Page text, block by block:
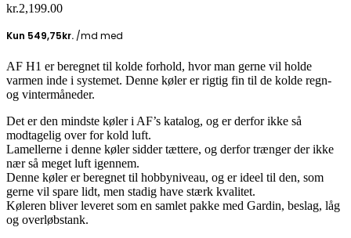
kr.2,199.00
AF H1 er beregnet til kolde forhold, hvor man gerne vil holde
varmen inde i systemet. Denne køler er rigtig fin til de kolde regn-
og vintermåneder.
Det er den mindste køler i AF’s katalog, og er derfor ikke så
modtagelig over for kold luft.
Lamellerne i denne køler sidder tættere, og derfor trænger der ikke
nær så meget luft igennem.
Denne køler er beregnet til hobbyniveau, og er ideel til den, som
gerne vil spare lidt, men stadig have stærk kvalitet.
Køleren bliver leveret som en samlet pakke med Gardin, beslag, låg
og overløbstank.